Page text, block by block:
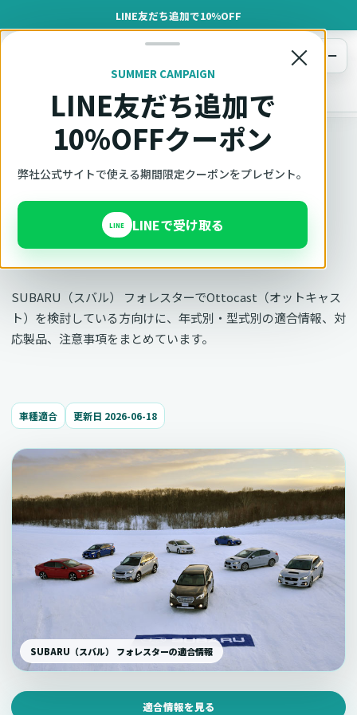
LINE友だち追加で10%OFF
×
SUMMER CAMPAIGN
LINE友だち追加で
10%OFFクーポン
弊社公式サイトで使える期間限定クーポンをプレゼント。
LINE LINEで受け取る
オットキャスト
メニュー
車種適合確認 SUBARU（スバル） フォレスター
車種別適合
オットキャスト SUBARU
フォレスターの適合確認
SUBARU（スバル） フォレスターでOttocast（オットキャス
ト）を検討している方向けに、年式別・型式別の適合情報、対
応製品、注意事項をまとめています。
車種適合 更新日 2026-06-18
適合情報を見る
SUBARU（スバル） フォレスターの適合情報